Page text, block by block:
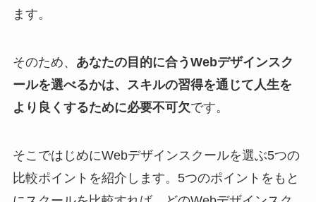
ます。
そのため、 あなたの目的に合うWebデザインスク
ールを選べるかは、スキルの習得を通じて人生を
より良くするために必要不可欠です。
そこではじめにWebデザインスクールを選ぶ5つの
比較ポイントを紹介します。5つのポイントをもと